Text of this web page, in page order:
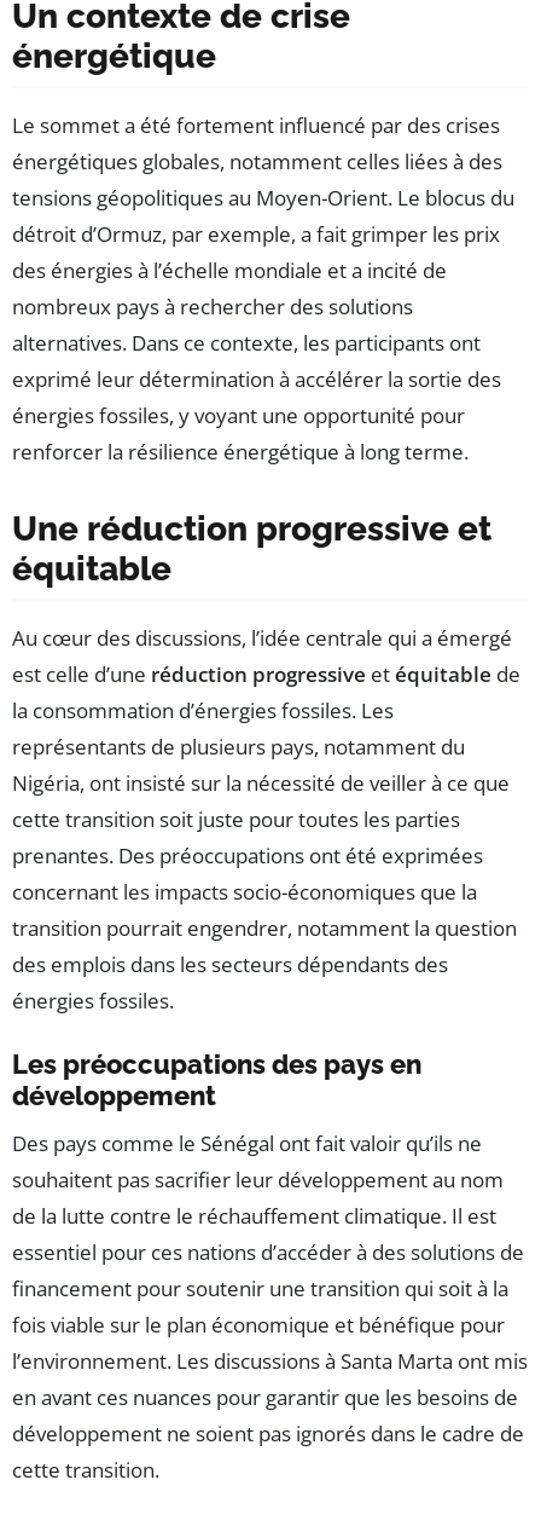
Un contexte de crise
énergétique
Le sommet a été fortement influencé par des crises
énergétiques globales, notamment celles liées à des
tensions géopolitiques au Moyen-Orient. Le blocus du
détroit d’Ormuz, par exemple, a fait grimper les prix
des énergies à l’échelle mondiale et a incité de
nombreux pays à rechercher des solutions
alternatives. Dans ce contexte, les participants ont
exprimé leur détermination à accélérer la sortie des
énergies fossiles, y voyant une opportunité pour
renforcer la résilience énergétique à long terme.
Une réduction progressive et
équitable
Au cœur des discussions, l’idée centrale qui a émergé
est celle d’une réduction progressive etéquitable de
la consommation d’énergies fossiles. Les
représentants de plusieurs pays, notamment du
Nigéria, ont insisté sur la nécessité de veiller à ce que
cette transition soit juste pour toutes les parties
prenantes. Des préoccupations ont été exprimées
concernant les impacts socio-économiques que la
transition pourrait engendrer, notamment la question
des emplois dans les secteurs dépendants des
énergies fossiles.
Les préoccupations des pays en
développement
Des pays comme le Sénégal ont fait valoir qu’ils ne
souhaitent pas sacrifier leur développement au nom
de la lutte contre le réchauffement climatique. Il est
essentiel pour ces nations d’accéder à des solutions de
financement pour soutenir une transition qui soit à la
fois viable sur le plan économique et bénéfique pour
l’environnement. Les discussions à Santa Marta ont mis
en avant ces nuances pour garantir que les besoins de
développement ne soient pas ignorés dans le cadre de
cette transition.